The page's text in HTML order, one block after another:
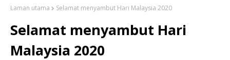
Laman utama Selamat menyambut Hari Malaysia 2020
Selamat menyambut Hari
Malaysia 2020